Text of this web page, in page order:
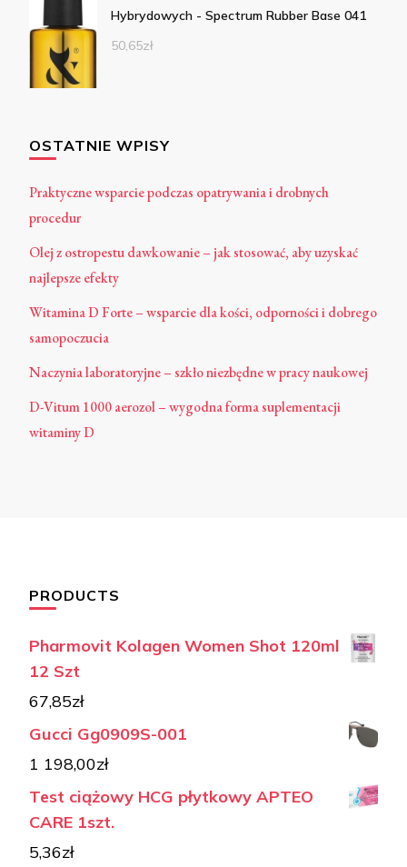
Hybrydowych - Spectrum Rubber Base 041
50,65zł
OSTATNIE WPISY
Praktyczne wsparcie podczas opatrywania i drobnych
procedur
Olej z ostropestu dawkowanie – jak stosować, aby uzyskać
najlepsze efekty
Witamina D Forte – wsparcie dla kości, odporności i dobrego
samopoczucia
Naczynia laboratoryjne – szkło niezbędne w pracy naukowej
D-Vitum 1000 aerozol – wygodna forma suplementacji
witaminy D
PRODUCTS
Pharmovit Kolagen Women Shot 120ml
12 Szt
67,85zł
Gucci Gg0909S-001
1 198,00zł
Test ciążowy HCG płytkowy APTEO
CARE 1szt.
5,36zł